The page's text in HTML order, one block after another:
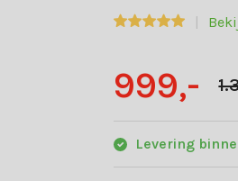
999,-
Levering